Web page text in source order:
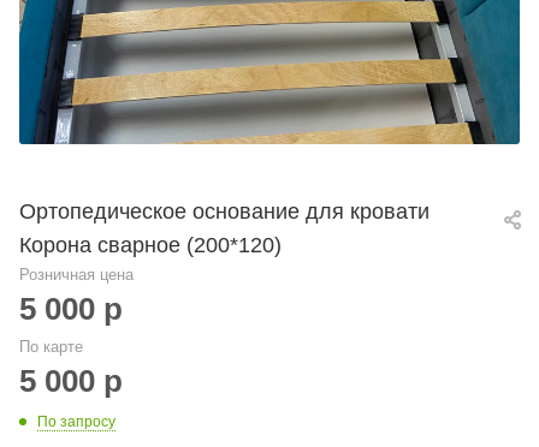
Ортопедическое основание для кровати
Корона сварное (200*120)
Розничная цена
5 000 р
По карте
5 000 р
По запросу